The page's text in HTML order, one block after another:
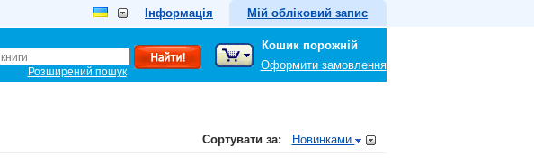
Інформація Мій обліковий запис
Розширений пошук
Кошик порожній
Оформити замовлення
Сортувати за: Новинками